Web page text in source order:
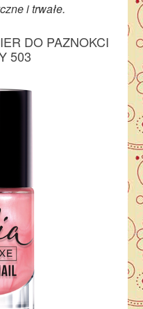
i trwałe.
DO PAZNOKCI
503